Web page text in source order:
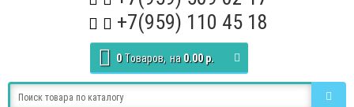
+7(959) 110 45 18
0 Tоваров, на 0.00 р.